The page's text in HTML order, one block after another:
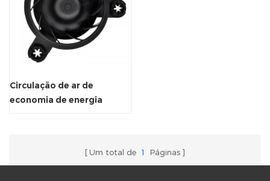
Circulação de ar de
economia de energia
Um total de 1 Páginas